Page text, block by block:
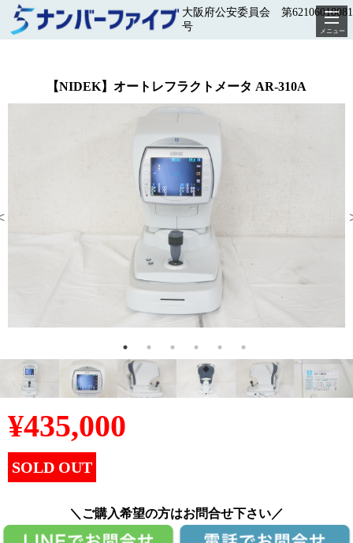
大阪府公安委員会 第
号
メニュー
【NIDEK】オートレフラクトメータ AR-310A
¥435,000
SOLD OUT
＼ご購入希望の方はお問合せ下さい／